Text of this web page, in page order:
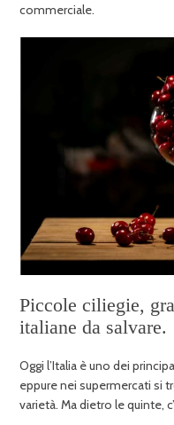
commerciale.
Piccole ciliegie,
italiane da salvare.
Oggi l’Italia è uno dei
eppure nei supermercati si
varietà. Ma dietro le quinte,